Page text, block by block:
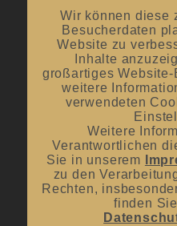
offene Verkostungen
Oktober bis April:12.00
Mittwoch und Samstag
von 10:00 Uhr – 14:00 Uhr
UNSER BLOG
#donnerstagsprickelts –
Wir können diese
Besucherdaten
Website zu
Inhalte
großartiges
weitere
verwendeten
Weitere
Verantwortlichen
Sie in unserem
zu den
Rechten,
finden